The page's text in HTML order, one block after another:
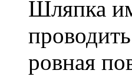
Шляпка
ровная